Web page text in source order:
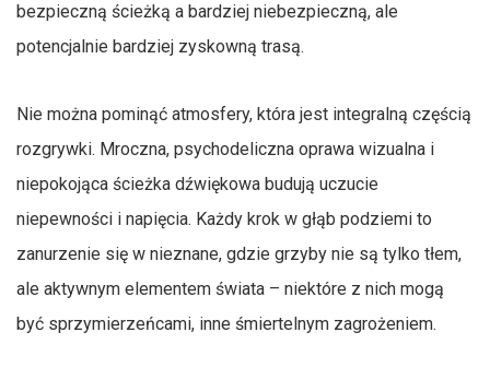
bezpieczną ścieżką a bardziej niebezpieczną, ale
potencjalnie bardziej zyskowną trasą.
Nie można pominąć atmosfery, która jest integralną częścią
rozgrywki. Mroczna, psychodeliczna oprawa wizualna i
niepokojąca ścieżka dźwiękowa budują uczucie
niepewności i napięcia. Każdy krok w głąb podziemi to
zanurzenie się w nieznane, gdzie grzyby nie są tylko tłem,
ale aktywnym elementem świata – niektóre z nich mogą
być sprzymierzeńcami, inne śmiertelnym zagrożeniem.